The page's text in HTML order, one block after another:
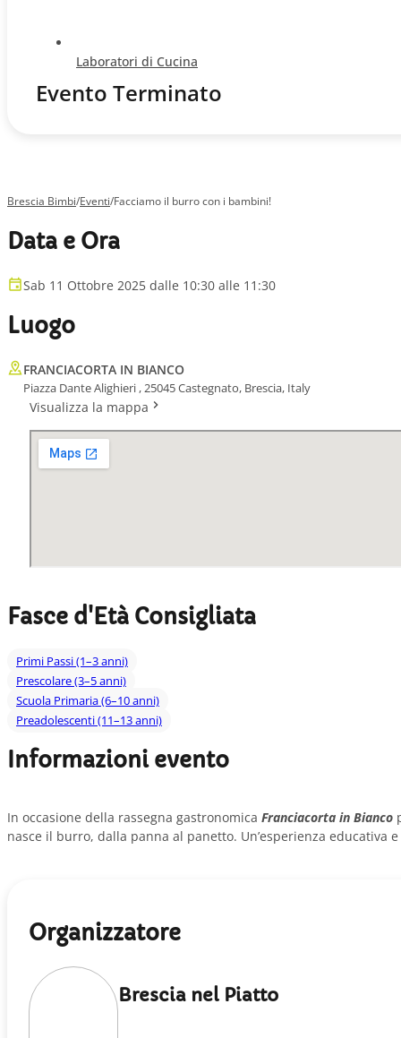
Laboratori di Cucina
Evento Terminato
Brescia Bimbi/Eventi/Facciamo il burro con i bambini!
Data e Ora
Sab 11 Ottobre 2025 dalle 10:30 alle 11:30
Luogo
FRANCIACORTA IN BIANCO
Piazza Dante Alighieri , 25045 Castegnato, Brescia, Italy
Visualizza la mappa
Fasce d'Età Consigliata
Primi Passi (1–3 anni)
Prescolare (3–5 anni)
Scuola Primaria (6–10 anni)
Preadolescenti (11–13 anni)
Informazioni evento
In occasione della rassegna gastronomica Franciacorta in Bianco
nasce il burro, dalla panna al panetto. Un’esperienza
Organizzatore
Brescia nel Piatto